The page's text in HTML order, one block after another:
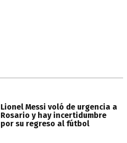
Lionel Messi voló de urgencia a
Rosario y hay incertidumbre
por su regreso al fútbol